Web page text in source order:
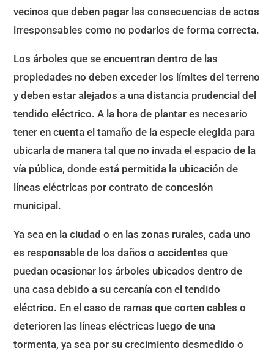
vecinos que deben pagar las consecuencias de actos
irresponsables como no podarlos de forma correcta.
Los árboles que se encuentran dentro de las
propiedades no deben exceder los límites del terreno
y deben estar alejados a una distancia prudencial del
tendido eléctrico. A la hora de plantar es necesario
tener en cuenta el tamaño de la especie elegida para
ubicarla de manera tal que no invada el espacio de la
vía pública, donde está permitida la ubicación de
líneas eléctricas por contrato de concesión
municipal.
Ya sea en la ciudad o en las zonas rurales, cada uno
es responsable de los daños o accidentes que
puedan ocasionar los árboles ubicados dentro de
una casa debido a su cercanía con el tendido
eléctrico. En el caso de ramas que corten cables o
deterioren las líneas eléctricas luego de una
tormenta, ya sea por su crecimiento desmedido o